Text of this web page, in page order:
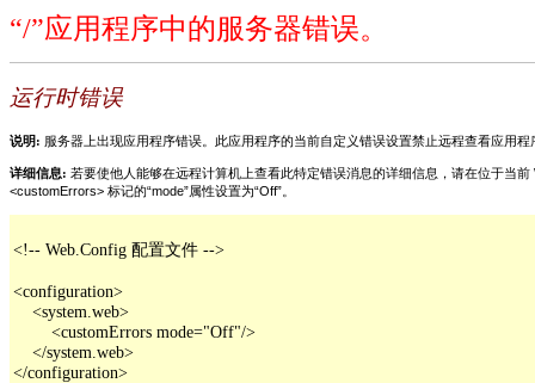
“/”应用程序中的服务器错误。
运行时错误
说明: 服务器上出现应用程序错误。此应用程序的当前自定义错误设置禁止远程查看应用
详细信息: 若要使他人能够在远程计算机上查看此特定错误消息的详细信息，请在位于当
<customErrors> 标记的“mode”属性设置为“Off”。
<!-- Web.Config 配置文件 -->
<configuration>
    <system.web>
        <customErrors mode="Off"/>
    </system.web>
</configuration>